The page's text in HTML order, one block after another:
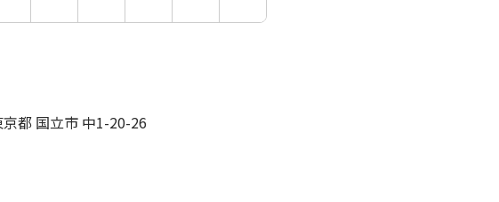
京都 国立市 中1-20-26